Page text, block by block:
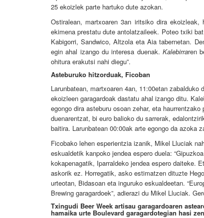
25 ekoizlek parte hartuko dute azokan.
Ostiralean, martxoaren 3an iritsiko dira
ekimena prestatu dute antolatzaileek. Poteo txiki
Kabigorri, Sandwico, Altzola eta Aia tabernetan.
egin ahal izango du interesa duenak. Kalebirraren
ohitura erakutsi nahi diegu”.
Asteburuko hitzorduak, Ficoban
Larunbatean, martxoaren 4an, 11:00etan
ekoizleen garagardoak dastatu ahal izango ditu.
egongo dira asteburu osoan zehar, eta
duenarentzat, bi euro balioko du sarrerak,
baitira. Larunbatean 00:00ak arte egongo da azoka
Ficobako lehen esperientzia izanik, Mikel Lluciak
eskualdetik kanpoko jendea espero duela:
kokapenagatik, Iparraldeko jendea espero daiteke.
askorik ez. Horregatik, asko estimatzen dituzte
urteotan, Bidasoan eta inguruko eskualdeetan.
Brewing garagardoek”, adierazi du Mikel Lluciak.
Txingudi Beer Week artisau garagardoaren
hamaika urte Boulevard garagardotegian hasi